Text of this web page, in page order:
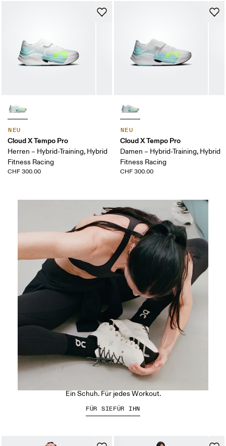
NEU
Cloud X Tempo Pro
Herren – Hybrid-Training, Hybrid
Fitness Racing
CHF 300.00
NEU
Cloud X Tempo Pro
Damen – Hybrid-Training, Hybrid
Fitness Racing
CHF 300.00
Der Cloud X 5
Ein Schuh. Für jedes Workout.
FÜR SIEFÜR IHN